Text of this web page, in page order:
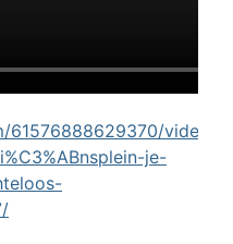
61576888629370/videos/
je-